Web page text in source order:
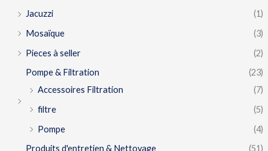
Jacuzzi
(1)
Mosaïque
(3)
Pieces à seller
(2)
Pompe & Filtration
(23)
Accessoires Filtration
(7)
filtre
(5)
Pompe
(4)
Produits d'entretien & Nettoyage
(51)